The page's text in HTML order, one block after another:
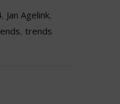
, Jan Agelink,
, trends